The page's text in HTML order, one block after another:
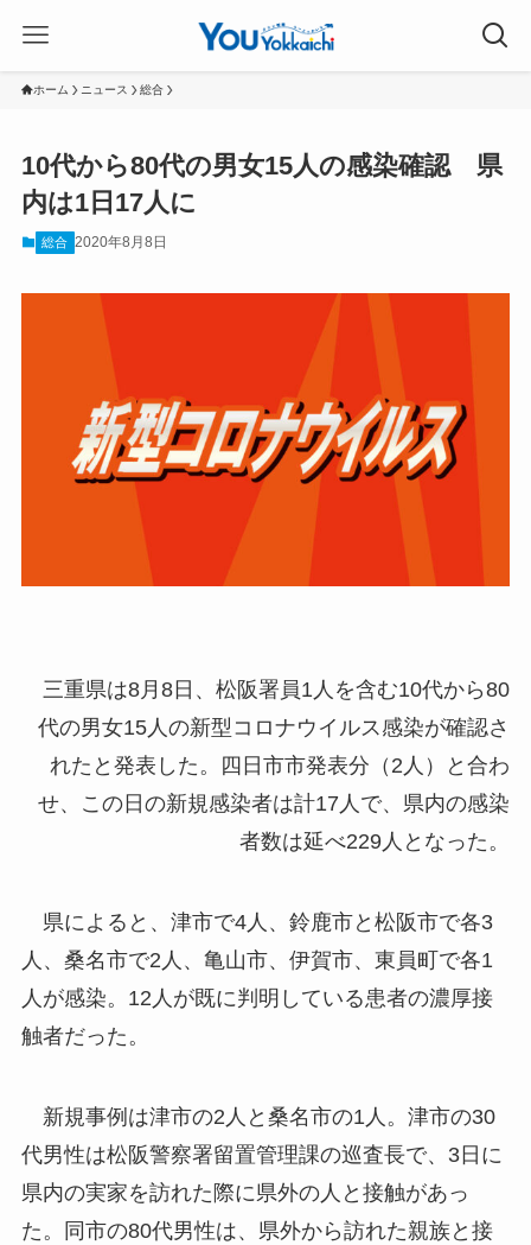
ホーム ニュース 総合
10代から80代の男女15人の感染確認 県
内は1日17人に
総合 2020年8月8日
三重県は8月8日、松阪署員1人を含む10代から80
代の男女15人の新型コロナウイルス感染が確認さ
れたと発表した。四日市市発表分（2人）と合わ
せ、この日の新規感染者は計17人で、県内の感染
者数は延べ229人となった。
県によると、津市で4人、鈴鹿市と松阪市で各3
人、桑名市で2人、亀山市、伊賀市、東員町で各1
人が感染。12人が既に判明している患者の濃厚接
触者だった。
新規事例は津市の2人と桑名市の1人。津市の30
代男性は松阪警察署留置管理課の巡査長で、3日に
県内の実家を訪れた際に県外の人と接触があっ
た。同市の80代男性は、県外から訪れた親族と接